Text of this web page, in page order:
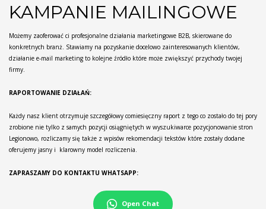
KAMPANIE MAILINGOWE
Możemy zaoferować ci profesjonalne działania marketingowe B2B, skierowane do
konkretnych branż. Stawiamy na pozyskanie docelowo zainteresowanych klientów,
działanie e-mail marketing to kolejne źródło które może zwiększyć przychody twojej
firmy.
RAPORTOWANIE DZIAŁAŃ:
Każdy nasz klient otrzymuje szczegółowy comiesięczny raport z tego co zostało do tej pory
zrobione nie tylko z samych pozycji osiągniętych w wyszukiwarce pozycjonowanie stron
Legionowo, rozliczamy się także z wpisów rekomendacji tekstów które zostały dodane
oferujemy jasny i klarowny model rozliczenia.
ZAPRASZAMY DO KONTAKTU WHATSAPP:
Open Chat